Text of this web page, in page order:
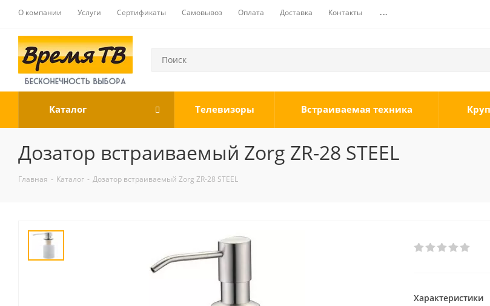
О компании Услуги Сертификаты Самовывоз Оплата Доставка Контакты ...
Каталог Телевизоры Встраиваемая техника
Дозатор встраиваемый Zorg ZR-28 STEEL
Главная - Каталог - Дозатор встраиваемый Zorg ZR-28 STEEL
Характеристики